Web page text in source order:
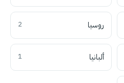
روسيا 2
ألبانيا 1